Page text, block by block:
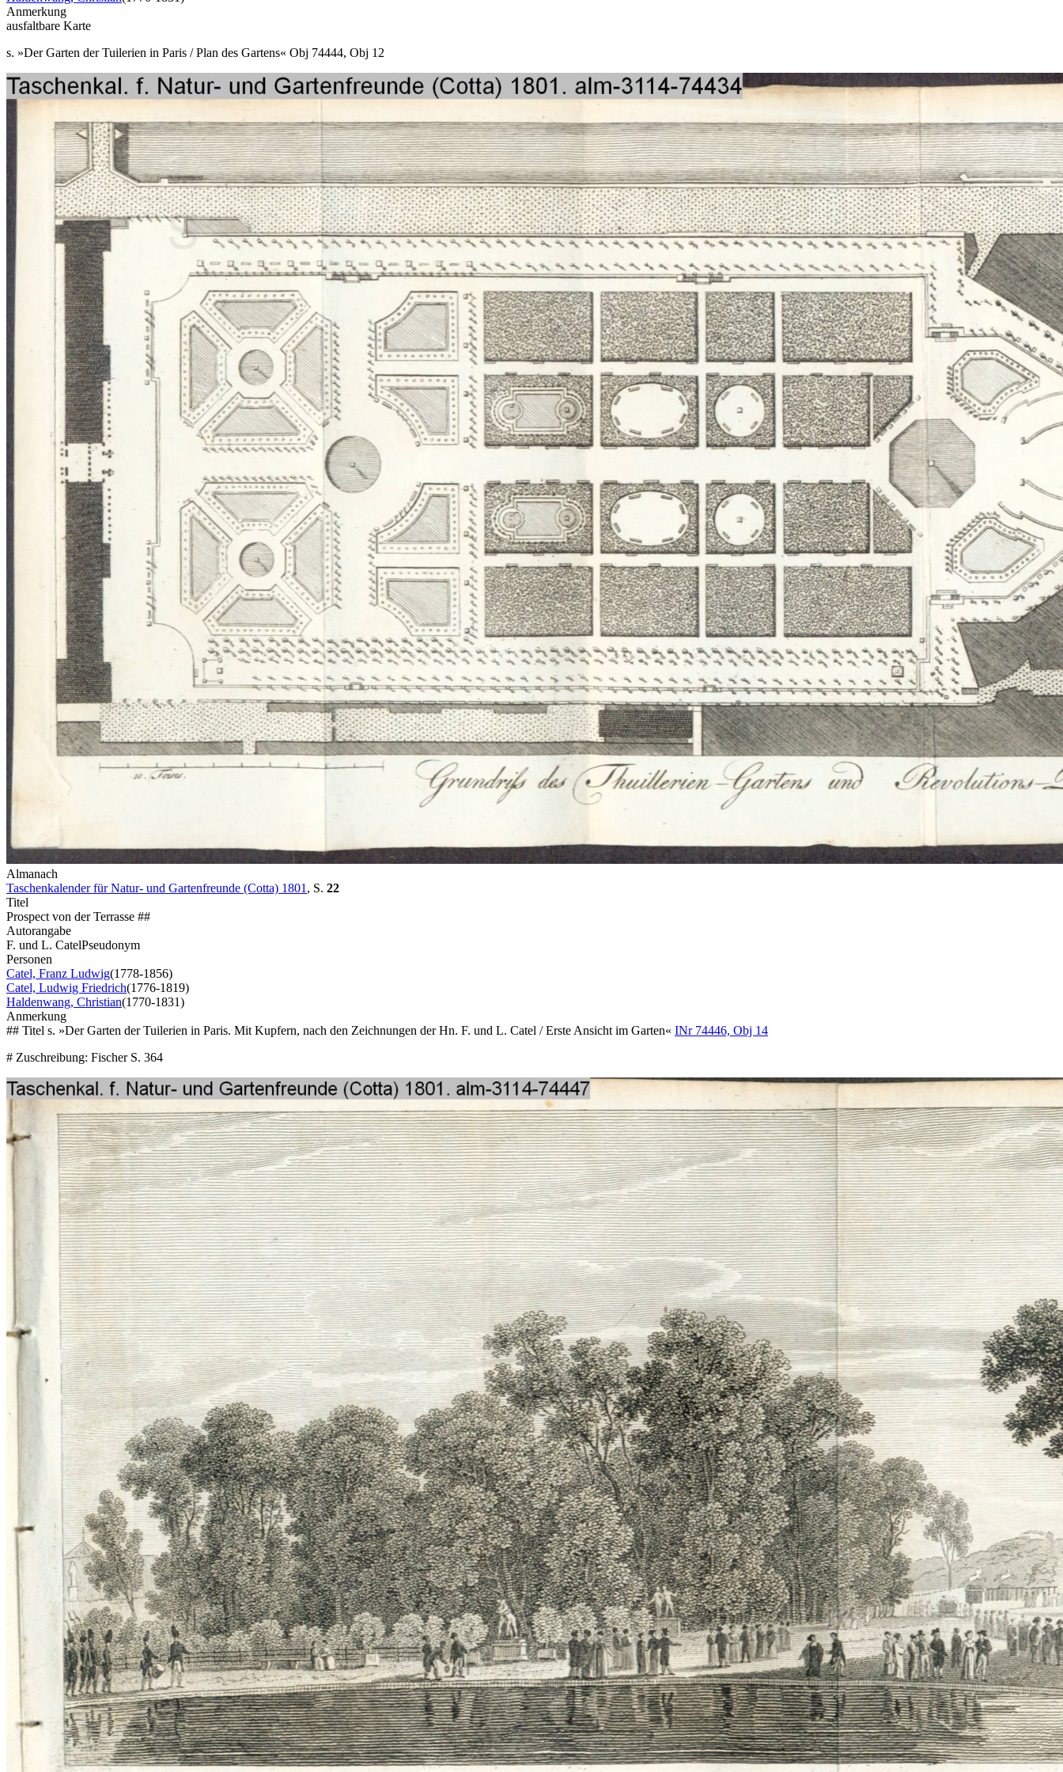
Anmerkung
ausfaltbare Karte
s. »Der Garten der Tuilerien in Paris / Plan des Gartens« Obj 74444, Obj 12
Almanach
Taschenkalender für Natur- und Gartenfreunde (Cotta) 1801 , S. 22
Titel
Prospect von der Terrasse ##
Autorangabe
F. und L. CatelPseudonym
Personen
Catel, Franz Ludwig(1778-1856)
Catel, Ludwig Friedrich(1776-1819)
Haldenwang, Christian(1770-1831)
Anmerkung
## Titel s. »Der Garten der Tuilerien in Paris. Mit Kupfern, nach den Zeichnungen der Hn. F. und L. Catel / Erste Ansicht im Garten« INr 74446, Obj 14
# Zuschreibung: Fischer S. 364